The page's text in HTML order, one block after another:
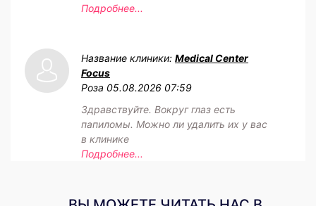
Подробнее...
Название клиники: Medical Center
Focus
Роза 05.08.2026 07:59
Здравствуйте. Вокруг глаз есть
папиломы. Можно ли удалить их у вас
в клинике
Подробнее...